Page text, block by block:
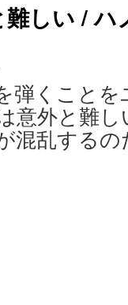
しい / ハ
弾くこと
意外と難
混乱するの